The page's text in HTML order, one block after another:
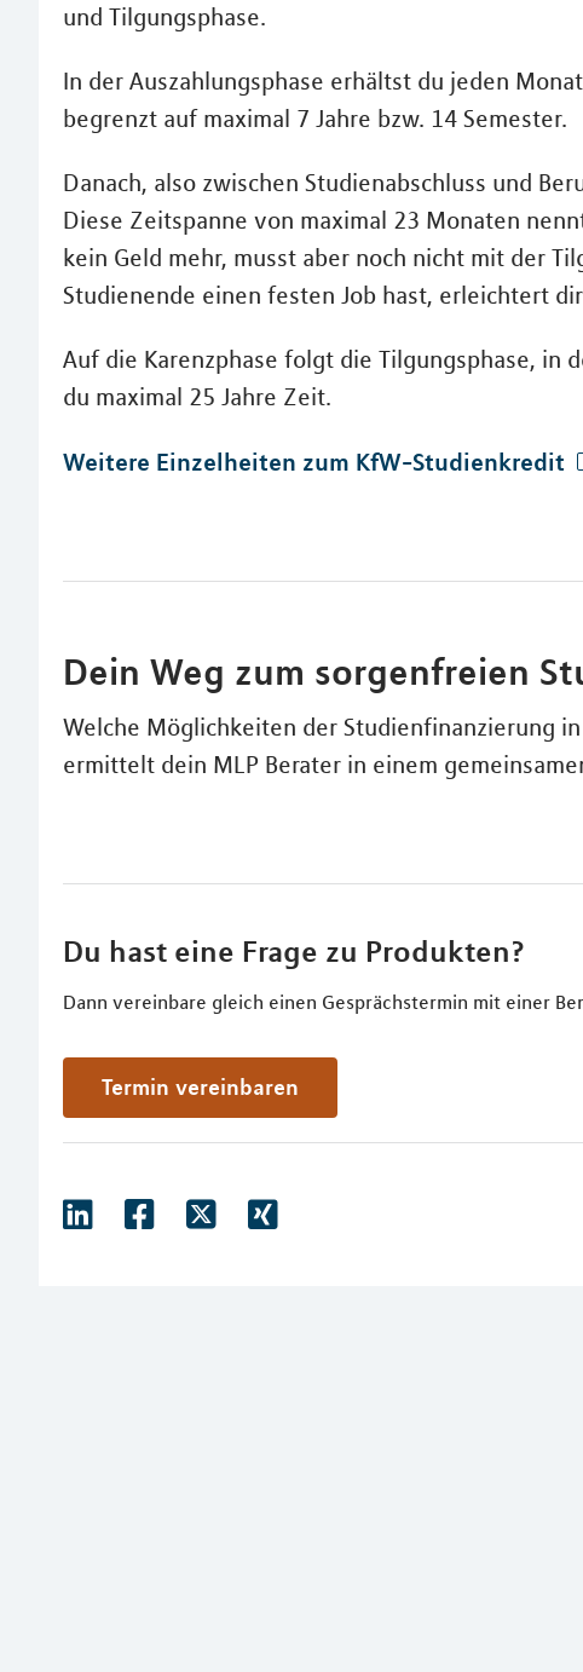
und Tilgungsphase.
In der Auszahlungsphase erhältst du jeden
begrenzt auf maximal 7 Jahre bzw. 14 Semester.
Danach, also zwischen Studienabschluss und
Diese Zeitspanne von maximal 23 Monaten
kein Geld mehr, musst aber noch nicht mit der
Studienende einen festen Job hast, erleichtert
Auf die Karenzphase folgt die Tilgungsphase, in
du maximal 25 Jahre Zeit.
Weitere Einzelheiten zum KfW-Studienkredit
Dein Weg zum sorgenfreien
Welche Möglichkeiten der Studienfinanzierung
ermittelt dein MLP Berater in einem
Du hast eine Frage zu Produkten?
Dann vereinbare gleich einen Gesprächstermin mit einer
Termin vereinbaren